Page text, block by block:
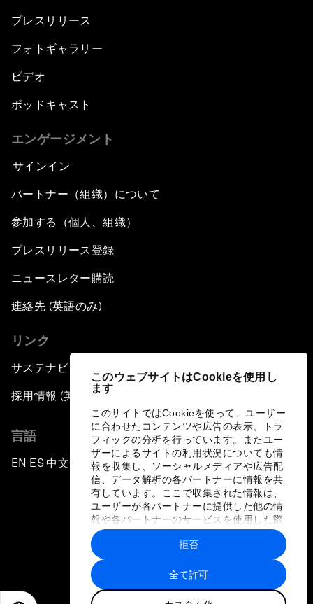
このウェブサイトはCookieを使用し
ます
このサイトではCookieを使って、ユーザー
に合わせたコンテンツや広告の表示、トラ
フィックの分析を行っています。またユー
ザーによるサイトの利用状況についても情
報を収集し、ソーシャルメディアや広告配
信、データ解析の各パートナーに情報を共
有しています。ここで収集された情報は、
ユーザーが各パートナーに提供した他の情
報や各パートナーのサービスを使用した際
に収集された情報と組み合わされ、各パー
トナーによって使用されることがありま
す。
全て許可
拒否
プレスリリース
フォトギャラリー
ビデオ
ポッドキャスト
エンゲージメント
サインイン
パートナー（組織）について
参加する（個人、組織）
プレスリリース登録
ニュースレター購読
連絡先 (英語のみ)
リンク
サステナビリティへの取り組み
採用情報 (英語のみ)
言語
EN ▪ES▪中文▪ 日本語
プライバシーポリシーと利用規約
サイトマップ